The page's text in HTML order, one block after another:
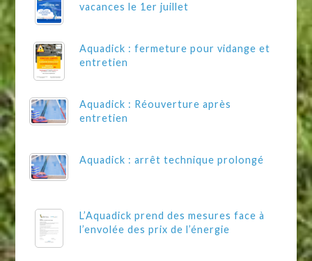
vacances le 1er juillet
Aquadick : fermeture pour vidange et
entretien
Aquadick : Réouverture après
entretien
Aquadick : arrêt technique prolongé
L’Aquadick prend des mesures face à
l’envolée des prix de l’énergie